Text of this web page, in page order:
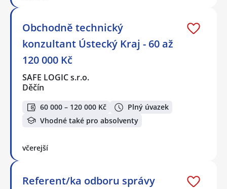
Obchodně technický
konzultant Ústecký Kraj - 60 až
120 000 Kč
SAFE LOGIC s.r.o.
Děčín
60 000 – 120 000 Kč
Plný úvazek
Vhodné také pro absolventy
včerejší
Referent/ka odboru správy